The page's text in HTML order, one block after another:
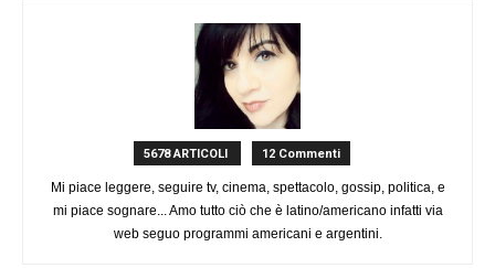
5678 ARTICOLI 12 Commenti
Mi piace leggere, seguire tv, cinema, spettacolo, gossip, politica, e
mi piace sognare... Amo tutto ciò che è latino/americano infatti via
web seguo programmi americani e argentini.